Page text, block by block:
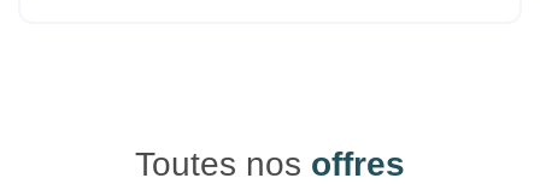
Toutes nos offres